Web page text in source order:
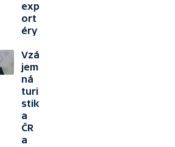
exp
ort
éry
Vzá
jem
ná
turi
stik
a
ČR
a